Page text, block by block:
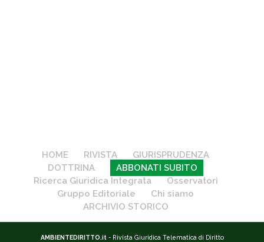
HOME RIVISTA
GIURISPRUDENZA
DOTTRINA
ABBONATI SUBITO
Ricerca Giuridica Integrata
Osservatori
Gruppo Editoriale
Chi siamo
ARCHIVIO STORICO
AMBIENTEDIRITTO.it - Rivista Giuridica Telematica di Diritto